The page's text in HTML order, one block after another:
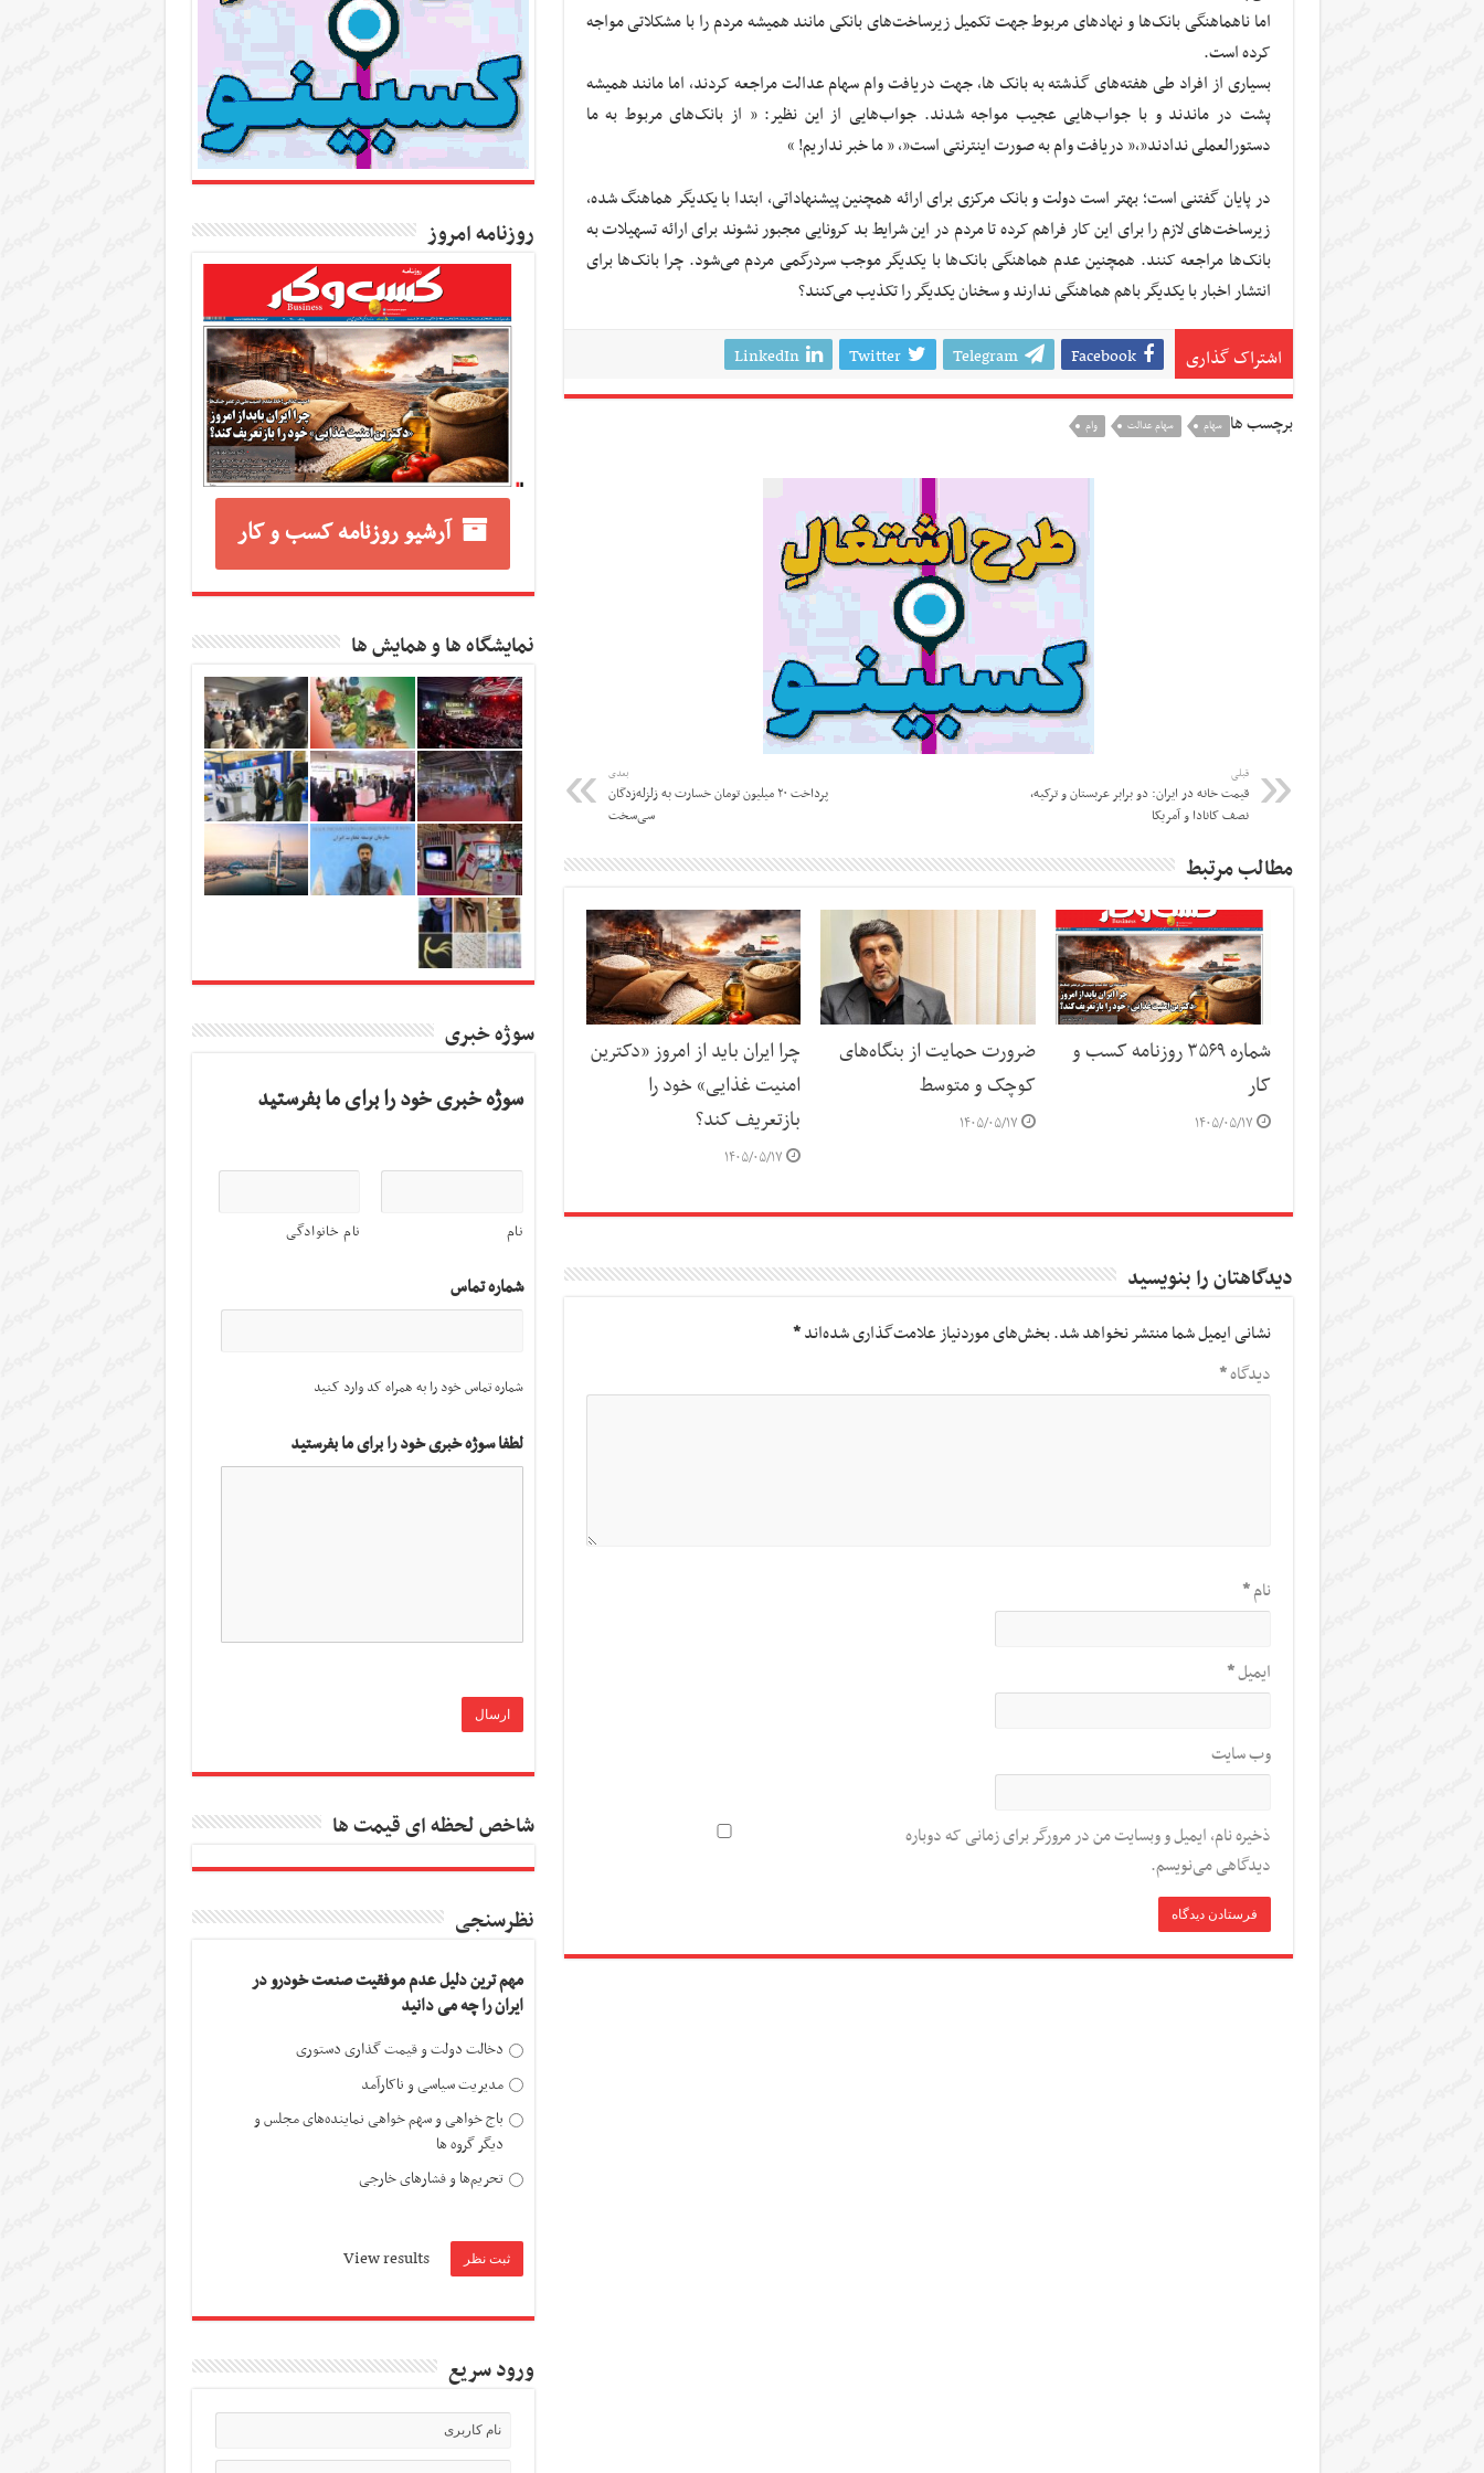
اما ناهماهنگی بانک‌ها و نهاد‌های مربوط جهت تکمیل زیرساخت‌های بانکی مانند همیشه مردم را با مشکلاتی مواجه
کرده است.
بسیاری از افراد طی هفته‌های گذشته به بانک ها، جهت دریافت وام سهام عدالت مراجعه کردند، اما مانند همیشه
پشت در ماندند و با جواب‌هایی عجیب مواجه شدند. جواب‌هایی از این نظیر: ” از بانک‌های مربوط به ما
دستورالعملی ندادند”،” دریافت وام به صورت اینترنتی است”، ” ما خبر نداریم! “
در پایان گفتنی است؛ بهتر است دولت و بانک مرکزی برای ارائه همچنین پیشنهاداتی، ابتدا با یکدیگر هماهنگ شده،
زیرساخت‌های لازم را برای این کار فراهم کرده تا مردم در این شرایط بد کرونایی مجبور نشوند برای ارائه تسهیلات به
بانک‌ها مراجعه کنند. همچنین عدم هماهنگی بانک‌ها با یکدیگر موجب سردرگمی مردم می‌شود. چرا بانک‌ها برای
انتشار اخبار با یکدیگر باهم هماهنگی ندارند و سخنان یکدیگر را تکذیب می‌کنند؟
اشتراک گذاری Facebook
Telegram
Twitter
LinkedIn
برچسب ها سهام سهام عدالت وام
قبلی
قیمت خانه در ایران: دو برابر عربستان و ترکیه،
نصف کانادا و آمریکا
بعدی
پرداخت ۲۰ میلیون تومان خسارت به زلزله‌زدگان
سی‌سخت
مطالب مرتبط
شماره ۳۵۶۹ روزنامه کسب و
کار
۱۴۰۵/۰۵/۱۷
ضرورت حمایت از بنگاه‌های
کوچک و متوسط
۱۴۰۵/۰۵/۱۷
چرا ایران باید از امروز «دکترین
امنیت غذایی» خود را
بازتعریف کند؟
۱۴۰۵/۰۵/۱۷
دیدگاهتان را بنویسید
نشانی ایمیل شما منتشر نخواهد شد.بخش‌های موردنیاز علامت‌گذاری شده‌اند*
دیدگاه*
نام*
ایمیل*
وب‌ سایت
ذخیره نام، ایمیل و وبسایت من در مرورگر برای زمانی که دوباره
دیدگاهی می‌نویسم.
روزنامه امروز
آرشیو روزنامه کسب و کار
نمایشگاه ها و همایش ها
سوژه خبری
سوژه خبری خود را برای ما بفرستید
نام نام خانوادگی
شماره تماس
شماره تماس خود را به همراه کد وارد کنید
لطفا سوژه خبری خود را برای ما بفرستید
شاخص لحظه ای قیمت ها
نظرسنجی
مهم ترین دلیل عدم موفقیت صنعت خودرو در
ایران را چه می دانید
دخالت دولت و قیمت گذاری دستوری
مدیریت سیاسی و ناکارآمد
باج خواهی و سهم خواهی نماینده‌های مجلس و
دیگر گروه ها
تحریم‌ها و فشارهای خارجی
View results
ورود سریع